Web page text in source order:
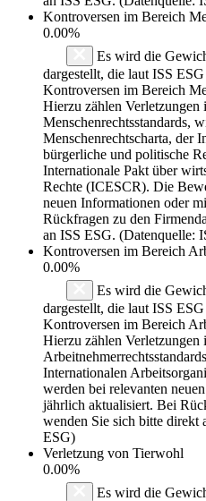
Kontroversen im Bereich
0.00%
Es wird die
dargestellt, die laut ISS
Kontroversen im Bereich
Hierzu zählen Verletzungen
Menschenrechtsstandards,
Menschenrechtscharta, der
bürgerliche und politische
Internationale Pakt über
Rechte (ICESCR). Die
neuen Informationen oder
Rückfragen zu den
an ISS ESG. (Datenquelle:
Kontroversen im Bereich
0.00%
Es wird die
dargestellt, die laut ISS
Kontroversen im Bereich
Hierzu zählen Verletzungen
Internationalen
werden bei relevanten
jährlich aktualisiert. Bei
wenden Sie sich bitte direkt
ESG)
Verletzung von Tierwohl
0.00%
Es wird die